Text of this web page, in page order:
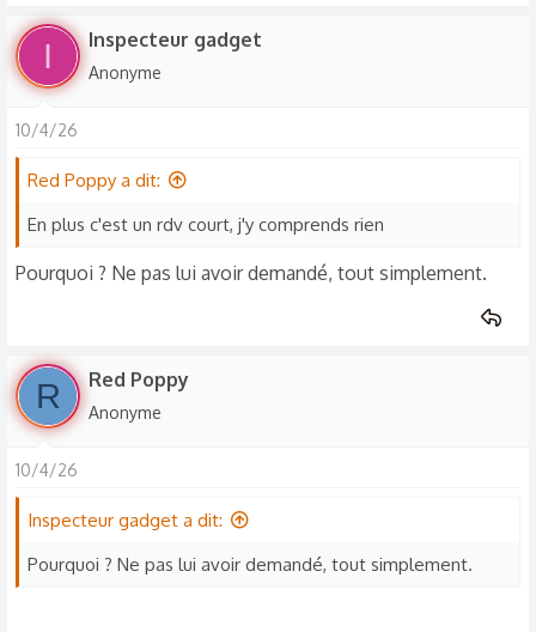
I Inspecteur gadget
Anonyme
10/4/26
Red Poppy a dit:
En plus c'est un rdv court, j'y comprends rien
Pourquoi ? Ne pas lui avoir demandé, tout simplement.
R Red Poppy
Anonyme
10/4/26
Inspecteur gadget a dit:
Pourquoi ? Ne pas lui avoir demandé, tout simplement.